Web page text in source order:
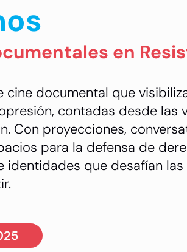
en
cine documental que
contadas desde las
Con proyecciones,
para la defensa de
identidades que desafían las